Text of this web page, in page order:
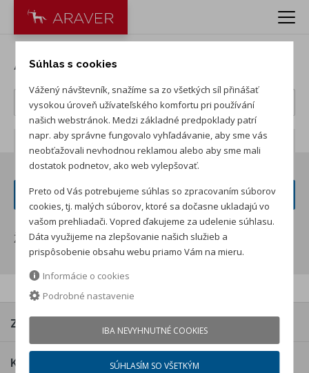
Audi Gebrauchtwagen :plus
Počet záznamov:
FILTER VOZIDIEL
Žiadne záznamy
Súhlas s cookies
Vážený návštevník, snažíme sa zo všetkých síl přinášať
vysokou úroveň užívateľského komfortu pri používání
našich webstránok. Medzi základné predpoklady patrí
napr. aby správne fungovalo vyhľadávanie, aby sme vás
neobťažovali nevhodnou reklamou alebo aby sme mali
dostatok podnetov, ako web vylepšovať.
Preto od Vás potrebujeme súhlas so zpracovaním súborov
cookies, tj. malých súborov, ktoré sa dočasne ukladajú vo
vašom prehliadači. Vopred ďakujeme za udelenie súhlasu.
Dáta využijeme na zlepšovanie našich služieb a
prispôsobenie obsahu webu priamo Vám na mieru.
Informácie o cookies
Podrobné nastavenie
IBA NEVYHNUTNÉ COOKIES
SÚHLASÍM SO VŠETKÝM
Značky
Kontakty